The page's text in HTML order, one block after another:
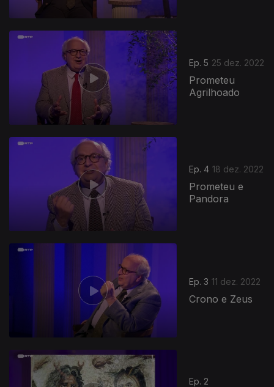
Ep. 5 25 dez. 2022
Prometeu
Agrilhoado
Ep. 4 18 dez. 2022
Prometeu e
Pandora
Ep. 3 11 dez. 2022
Crono e Zeus
658701
Ep. 2
655846